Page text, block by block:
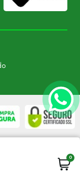
0
CNPJ: